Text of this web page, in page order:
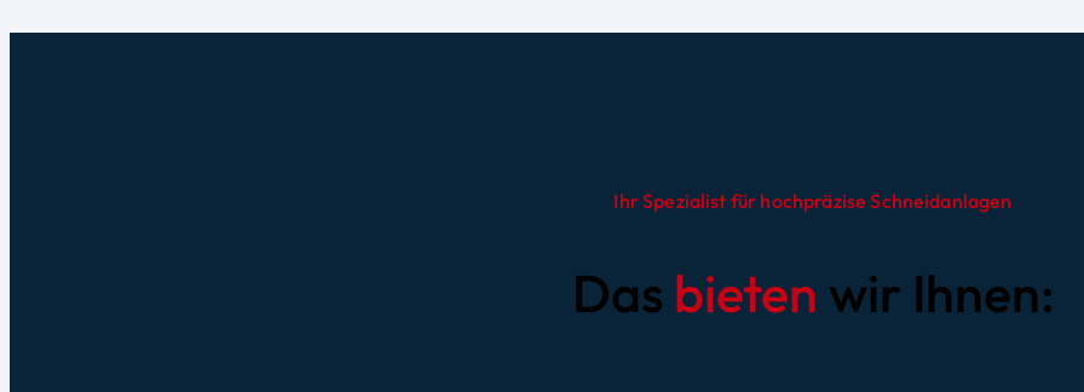
Ihr Spezialist für hochpräzise Schneidanlagen
Das bieten wir Ihnen: